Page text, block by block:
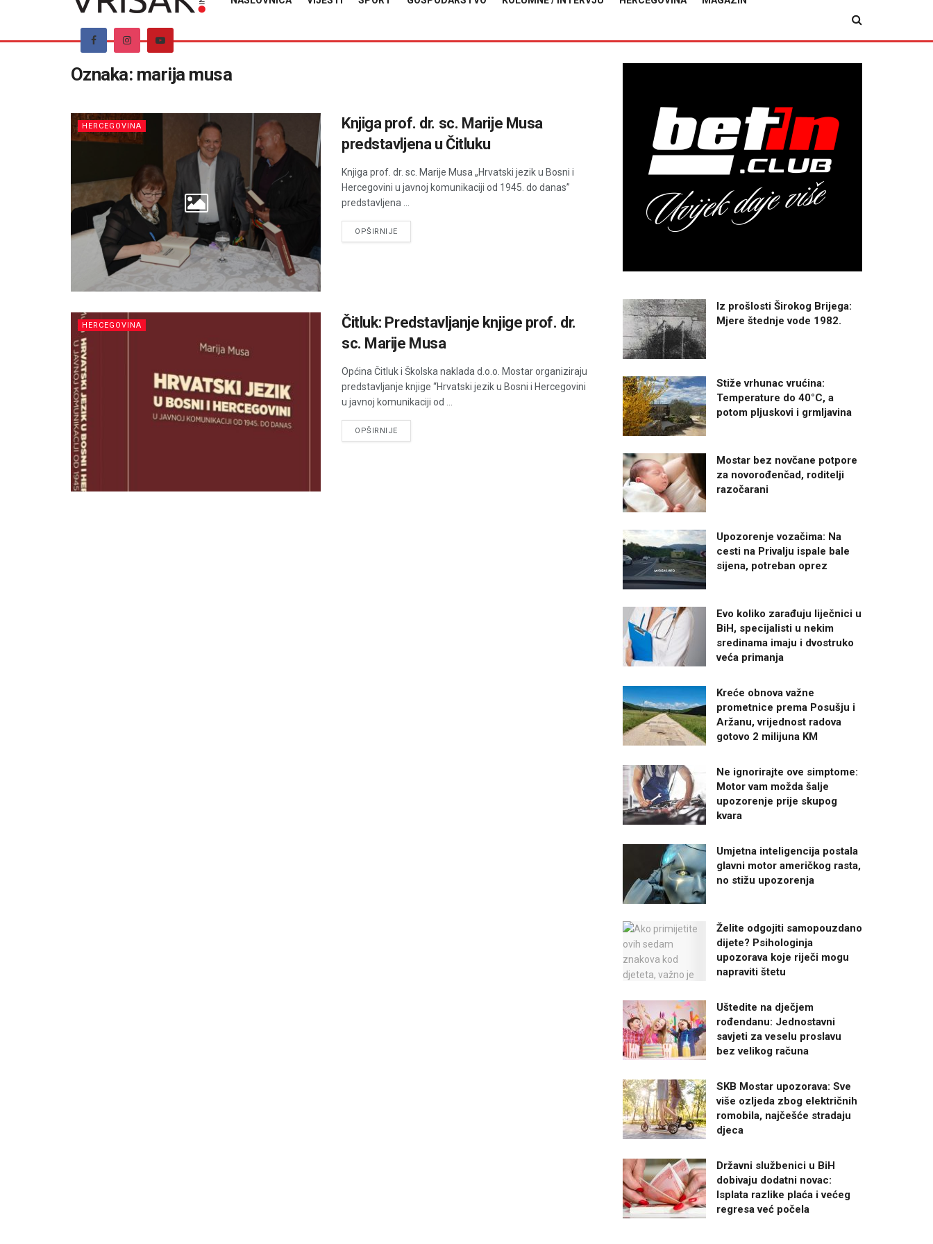
Oznaka: marija musa
HERCEGOVINA
Knjiga prof. dr. sc. Marije Musa
predstavljena u Čitluku
Knjiga prof. dr. sc. Marije Musa „Hrvatski jezik u Bosni i
Hercegovini u javnoj komunikaciji od 1945. do danas”
predstavljena ...
OPŠIRNIJEDETAILS
HERCEGOVINA
Čitluk: Predstavljanje knjige prof. dr.
sc. Marije Musa
Općina Čitluk i Školska naklada d.o.o. Mostar organiziraju
predstavljanje knjige “Hrvatski jezik u Bosni i Hercegovini
u javnoj komunikaciji od ...
OPŠIRNIJEDETAILS
Iz prošlosti Širokog Brijega:
Mjere štednje vode 1982.
Stiže vrhunac vrućina:
Temperature do 40°C, a
potom pljuskovi i grmljavina
Mostar bez novčane potpore
za novorođenčad, roditelji
razočarani
Upozorenje vozačima: Na
cesti na Privalju ispale bale
sijena, potreban oprez
Evo koliko zarađuju liječnici u
BiH, specijalisti u nekim
sredinama imaju i dvostruko
veća primanja
Kreće obnova važne
prometnice prema Posušju i
Aržanu, vrijednost radova
gotovo 2 milijuna KM
Ne ignorirajte ove simptome:
Motor vam možda šalje
upozorenje prije skupog
kvara
Umjetna inteligencija postala
glavni motor američkog rasta,
no stižu upozorenja
Želite odgojiti samopouzdano
dijete? Psihologinja
upozorava koje riječi mogu
napraviti štetu
Uštedite na dječjem
rođendanu: Jednostavni
savjeti za veselu proslavu
bez velikog računa
SKB Mostar upozorava: Sve
više ozljeda zbog električnih
romobila, najčešće stradaju
djeca
Državni službenici u BiH
dobivaju dodatni novac:
Isplata razlike plaća i većeg
regresa već počela